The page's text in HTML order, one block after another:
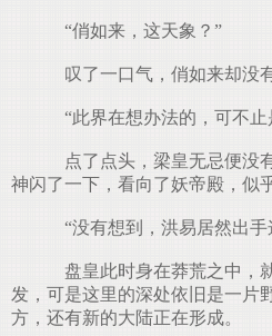
“俏如来，这天象？”
叹了一口气，俏如来却没
“此界在想办法的，可不止
点了点头，梁皇无忌便没
神闪了一下，看向了妖帝殿，似
“没有想到，洪易居然出手
盘皇此时身在莽荒之中，
发，可是这里的深处依旧是一片
方，还有新的大陆正在形成。